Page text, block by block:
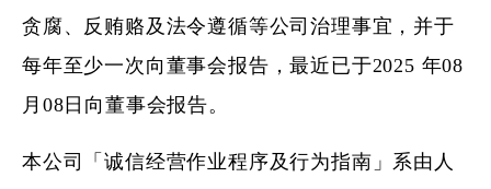
贪腐、反贿赂及法令遵循等公司治理事宜，并于
每年至少一次向董事会报告，最近已于2025 年08
月08日向董事会报告。
本公司「诚信经营作业程序及行为指南」系由人